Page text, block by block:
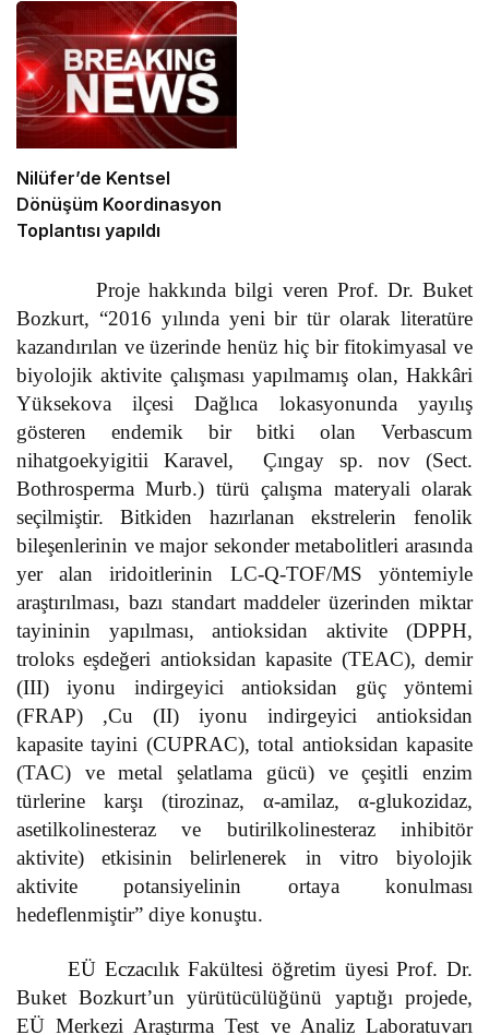
Nilüfer’de Kentsel
Dönüşüm Koordinasyon
Toplantısı yapıldı
Proje hakkında bilgi veren Prof. Dr. Buket
Bozkurt, “2016 yılında yeni bir tür olarak literatüre
kazandırılan ve üzerinde henüz hiç bir fitokimyasal ve
biyolojik aktivite çalışması yapılmamış olan, Hakkâri
Yüksekova ilçesi Dağlıca lokasyonunda yayılış
gösteren endemik bir bitki olan Verbascum
nihatgoekyigitii Karavel, Çıngay sp. nov (Sect.
Bothrosperma Murb.) türü çalışma materyali olarak
seçilmiştir. Bitkiden hazırlanan ekstrelerin fenolik
bileşenlerinin ve major sekonder metabolitleri arasında
yer alan iridoitlerinin LC-Q-TOF/MS yöntemiyle
araştırılması, bazı standart maddeler üzerinden miktar
tayininin yapılması, antioksidan aktivite (DPPH,
troloks eşdeğeri antioksidan kapasite (TEAC), demir
(III) iyonu indirgeyici antioksidan güç yöntemi
(FRAP) ,Cu (II) iyonu indirgeyici antioksidan
kapasite tayini (CUPRAC), total antioksidan kapasite
(TAC) ve metal şelatlama gücü) ve çeşitli enzim
türlerine karşı (tirozinaz, α-amilaz, α-glukozidaz,
asetilkolinesteraz ve butirilkolinesteraz inhibitör
aktivite) etkisinin belirlenerek in vitro biyolojik
aktivite potansiyelinin ortaya konulması
hedeflenmiştir” diye konuştu.
EÜ Eczacılık Fakültesi öğretim üyesi Prof. Dr.
Buket Bozkurt’un yürütücülüğünü yaptığı projede,
EÜ Merkezi Araştırma Test ve Analiz Laboratuvarı